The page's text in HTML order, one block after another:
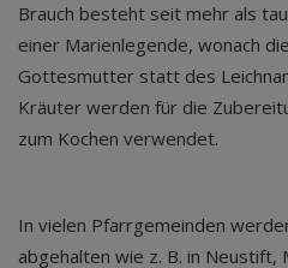
Brauch besteht seit mehr als
einer Marienlegende, wonach
Gottesmutter statt des
Kräuter werden für die
zum Kochen verwendet.
In vielen Pfarrgemeinden
abgehalten wie z. B. in Neustift,